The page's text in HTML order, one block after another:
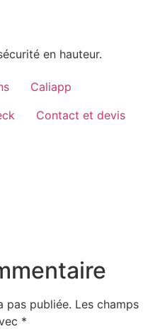
en hauteur.
Caliapp
Contact et devis
pas publiée. Les champs
*